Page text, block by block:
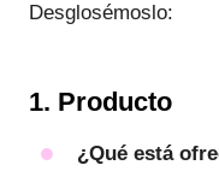
Desglosémoslo:
1. Producto
¿Qué está